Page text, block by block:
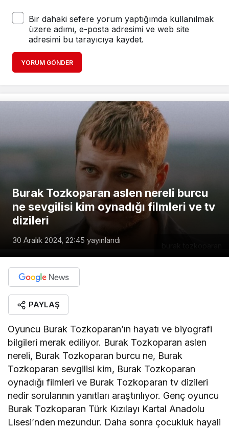
Bir dahaki sefere yorum yaptığımda kullanılmak
üzere adımı, e-posta adresimi ve web site
adresimi bu tarayıcıya kaydet.
YORUM GÖNDER
Burak Tozkoparan aslen nereli burcu
ne sevgilisi kim oynadığı filmleri ve tv
dizileri
30 Aralık 2024, 22:45 yayınlandı
PAYLAŞ
Oyuncu Burak Tozkoparan’ın hayatı ve biyografi
bilgileri merak ediliyor. Burak Tozkoparan aslen
nereli, Burak Tozkoparan burcu ne, Burak
Tozkoparan sevgilisi kim, Burak Tozkoparan
oynadığı filmleri ve Burak Tozkoparan tv dizileri
nedir sorularının yanıtları araştırılıyor. Genç oyuncu
Burak Tozkoparan Türk Kızılayı Kartal Anadolu
Lisesi’nden mezundur. Daha sonra çocukluk hayali